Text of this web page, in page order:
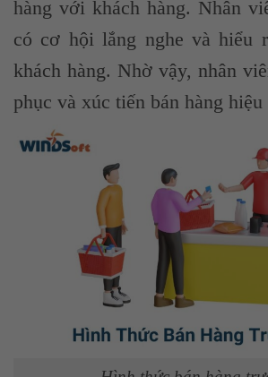
hàng với khách hàng. Nhân
có cơ hội lắng nghe và hiểu
khách hàng. Nhờ vậy, nhân
phục và xúc tiến bán hàng hiệu